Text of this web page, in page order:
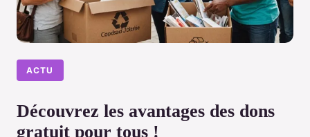
ACTU
Découvrez les avantages des dons
gratuit pour tous !